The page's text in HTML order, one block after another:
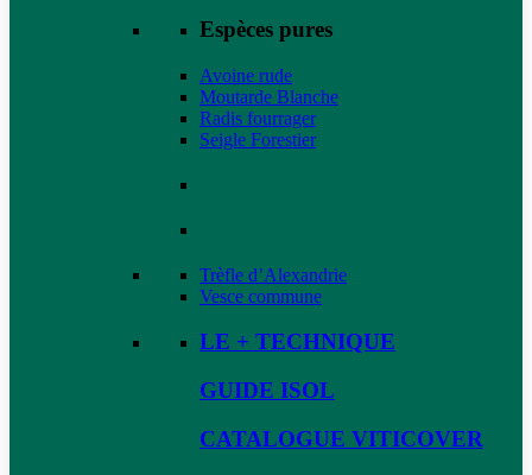
Espèces pures
Avoine rude
Moutarde Blanche
Radis fourrager
Seigle Forestier
Trèfle d’Alexandrie
Vesce commune
LE + TECHNIQUE
GUIDE ISOL
CATALOGUE VITICOVER